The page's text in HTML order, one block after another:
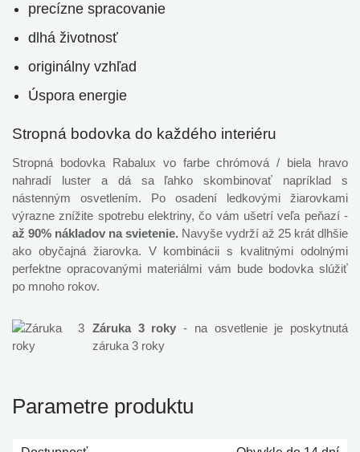
precízne spracovanie
dlhá životnosť
originálny vzhľad
Úspora energie
Stropná bodovka do každého interiéru
Stropná bodovka Rabalux vo farbe chrómová / biela hravo
nahradí luster a dá sa ľahko skombinovať napríklad s
nástenným osvetlením. Po osadení ledkovými žiarovkami
výrazne znížite spotrebu elektriny, čo vám ušetrí veľa peňazí -
až 90% nákladov na svietenie. Navyše vydrží až 25 krát dlhšie
ako obyčajná žiarovka. V kombinácii s kvalitnými odolnými
perfektne opracovanými materiálmi vám bude bodovka slúžiť
po mnoho rokov.
Záruka 3 roky - na osvetlenie je poskytnutá
záruka 3 roky
Parametre produktu